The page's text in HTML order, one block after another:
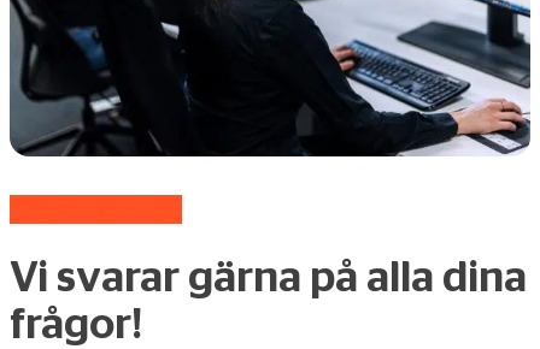
Vi svarar gärna på alla dina
frågor!